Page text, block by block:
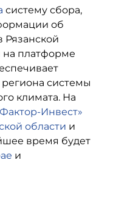
систему сбора,
об
Рязанской
на платформе
системы
климата. На
Инвест»
области и
время будет
и